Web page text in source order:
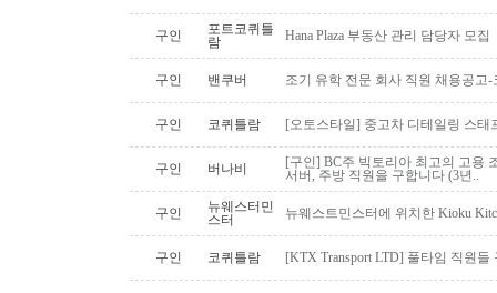
구인
포트코퀴틀
람
Hana Plaza 부동산 관리 담당자 모집
구인 밴쿠버 조기 유학 전문 회사 직원 채용공고
구인 코퀴틀람 [오토스타일] 중고차 디테일링 스태
구인 버나비
[구인] BC주 빅토리아 최고의 고용
서버, 주방 직원을 구합니다 (3년..
구인
뉴웨스터민
스터
뉴웨스트민스터에 위치한 Kioku
구인 코퀴틀람 [KTX Transport LTD] 풀타임 직원